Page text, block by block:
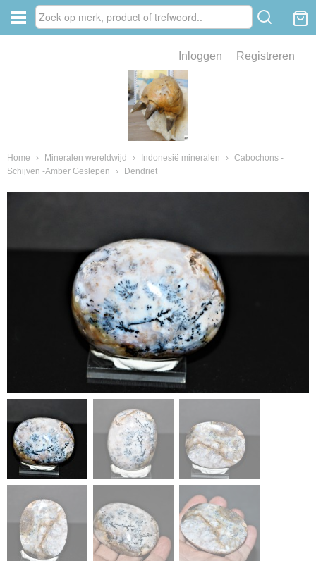
Inloggen Registreren
Home › Mineralen wereldwijd › Indonesië mineralen › Cabochons -
Schijven -Amber Geslepen
› Dendriet
van fossielen en mineralen